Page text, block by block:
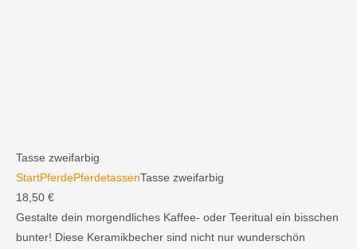
Tasse zweifarbig
StartPferdePferdetassenTasse zweifarbig
18,50 €
Gestalte dein morgendliches Kaffee- oder Teeritual ein bisschen
bunter! Diese Keramikbecher sind nicht nur wunderschön